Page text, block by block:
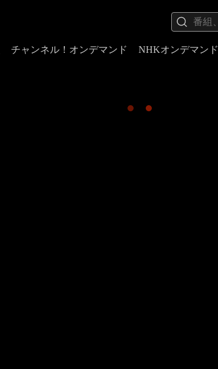
チャンネル！オンデマンド NHKオンデマンド